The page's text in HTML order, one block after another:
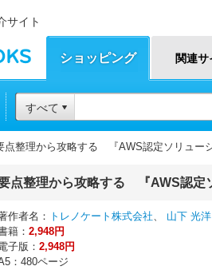
サイト
マイナビBOOKS
ショッピング 関連サ
すべて
点整理から攻略する 『AWS認定ソリュー
点整理から攻略する 『AWS認定
作者名： トレノケート株式会社、 山下 光洋
籍： 2,948円
子版： 2,948円
：480ページ